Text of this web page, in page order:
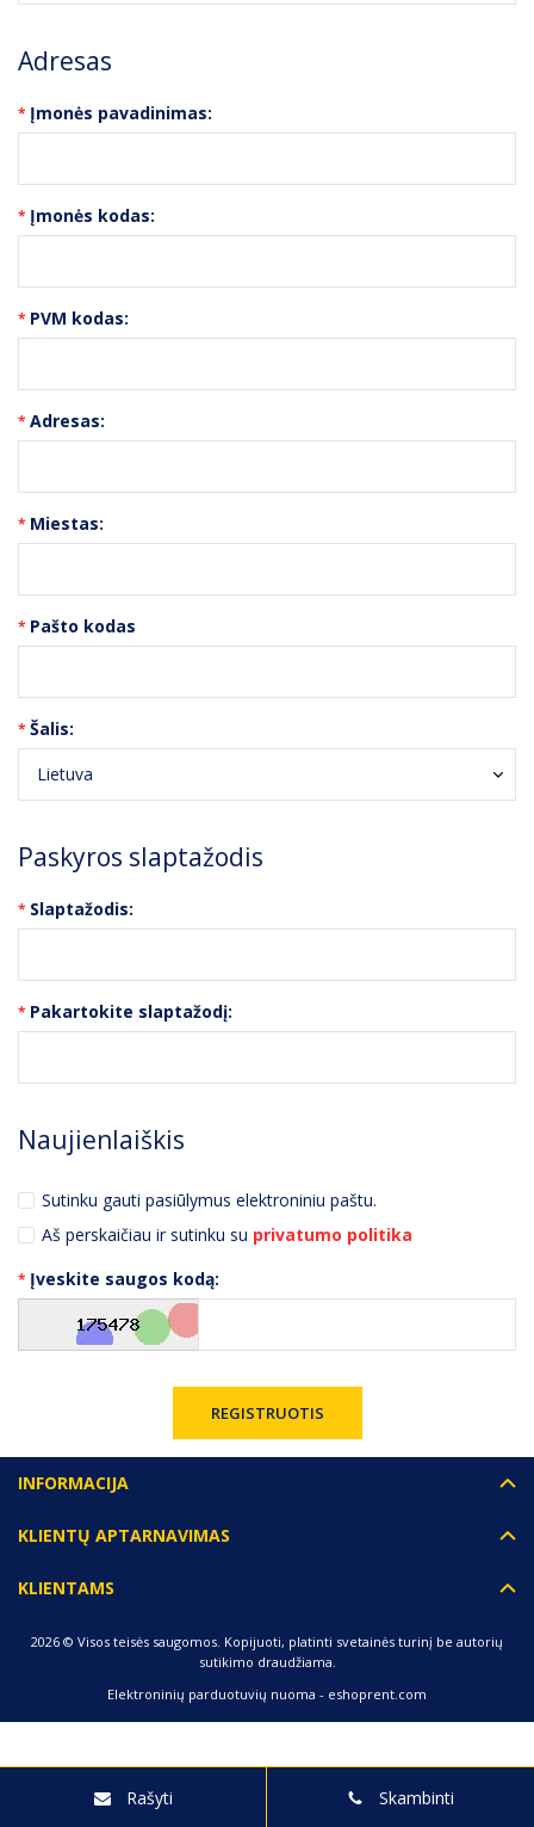
Adresas
Įmonės pavadinimas:
Įmonės kodas:
PVM kodas:
Adresas:
Miestas:
Pašto kodas
Šalis:
Paskyros slaptažodis
Slaptažodis:
Pakartokite slaptažodį:
Naujienlaiškis
Sutinku gauti pasiūlymus elektroniniu paštu.
Aš perskaičiau ir sutinku su privatumo politika
Įveskite saugos kodą:
INFORMACIJA
KLIENTŲ APTARNAVIMAS
KLIENTAMS
2026 © Visos teisės saugomos. Kopijuoti, platinti svetainės turinį be autorių
sutikimo draudžiama.
Elektroninių parduotuvių nuoma - eshoprent.com
Rašyti Skambinti